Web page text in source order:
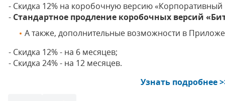
- Скидка 12% на коробочную версию «Корпоративный
- Стандартное продление коробочных версий
А также, дополнительные возможности в
- Скидка 12% - на 6 месяцев;
- Скидка 24% - на 12 месяцев.
Узнать подробнее